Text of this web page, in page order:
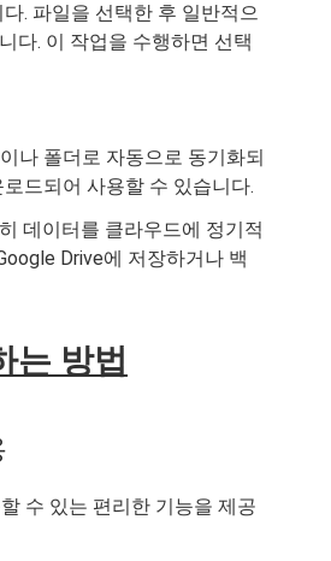
. 파일을 선택한 후 일반적으
다. 이 작업을 수행하면 선택
나 폴더로 자동으로 동기화되
드되어 사용할 수 있습니다.
데이터를 클라우드에 정기적
Drive에 저장하거나 백
는 방법
수 있는 편리한 기능을 제공